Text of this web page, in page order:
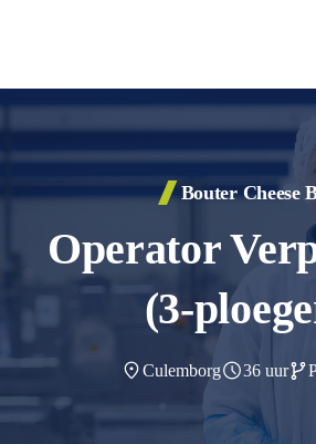
Finance & Accounting
Productie
Quality Assurance
Safety, Health & Environment
Sales
Supply Chain
Techniek
Bouter Cheese
Operator
(3-
Culemborg 36 uur